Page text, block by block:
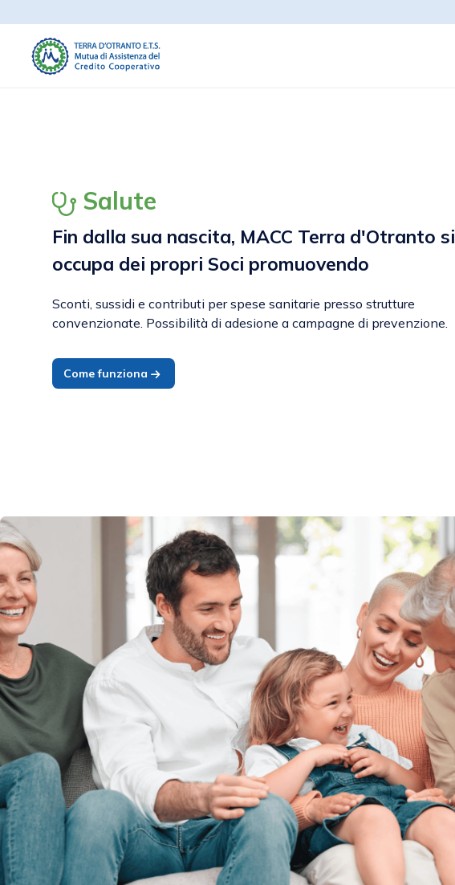
Salute
Fin dalla sua nascita, MACC Terra d'Otranto si
occupa dei propri Soci promuovendo
Sconti, sussidi e contributi per spese sanitarie presso strutture
convenzionate. Possibilità di adesione a campagne di prevenzione.
Come funziona